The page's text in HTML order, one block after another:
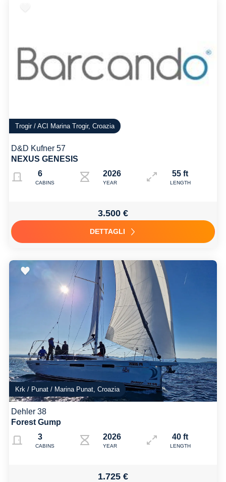
Trogir / ACI Marina Trogir, Croazia
D&D Kufner 57
NEXUS GENESIS
6
CABINS
2026
YEAR
55 ft
LENGTH
3.500 €
DETTAGLI
Krk / Punat / Marina Punat, Croazia
Dehler 38
Forest Gump
3
CABINS
2026
YEAR
40 ft
LENGTH
1.725 €